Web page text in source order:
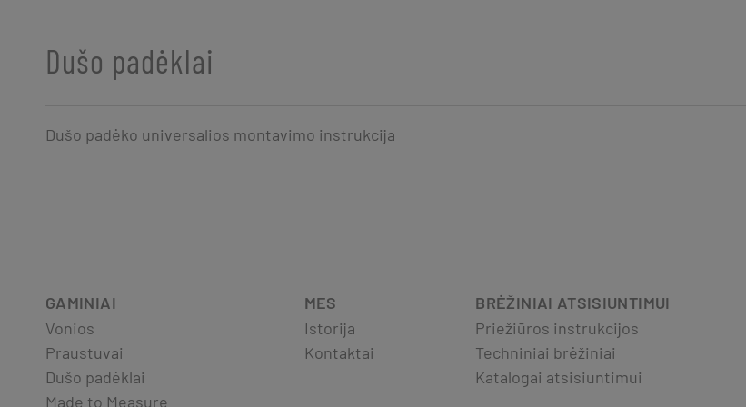
Dušo padėklai
Dušo padėko universalios montavimo instrukcija
GAMINIAI
Vonios
Praustuvai
Dušo padėklai
Made to Measure
MES
Istorija
Kontaktai
BRĖŽINIAI ATSISIUNTIMUI
Priežiūros instrukcijos
Techniniai brėžiniai
Katalogai atsisiuntimui